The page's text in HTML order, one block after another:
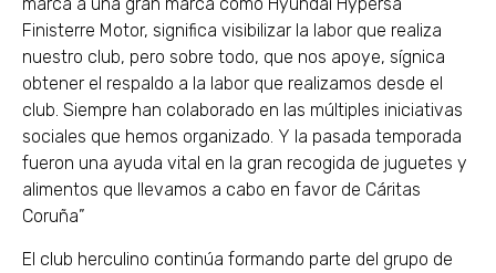
marca a una gran marca como Hyundai Hypersa
Finisterre Motor, significa visibilizar la labor que realiza
nuestro club, pero sobre todo, que nos apoye, sígnica
obtener el respaldo a la labor que realizamos desde el
club. Siempre han colaborado en las múltiples iniciativas
sociales que hemos organizado. Y la pasada temporada
fueron una ayuda vital en la gran recogida de juguetes y
alimentos que llevamos a cabo en favor de Cáritas
Coruña”
El club herculino continúa formando parte del grupo de